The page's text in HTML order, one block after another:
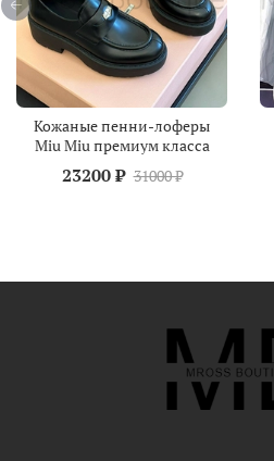
Кожаные пенни-лоферы
Miu Miu премиум класса
23200 ₽ 31000 ₽